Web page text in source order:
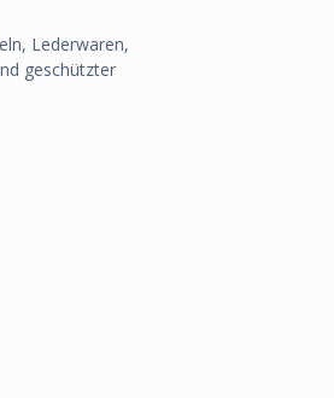
Lederwaren,
geschützter